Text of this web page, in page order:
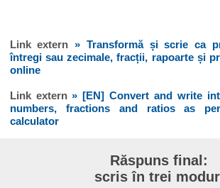
Link extern» Transformă și scrie ca
întregi sau zecimale, fracții, rapoarte și
online
Link extern» [EN] Convert and write
numbers, fractions and ratios as
calculator
Răspuns final:
scris în trei